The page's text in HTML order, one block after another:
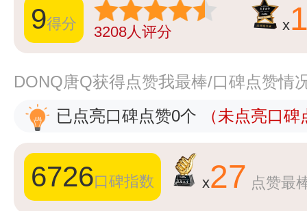
9得分 3208人评分 x
DONQ唐Q获得点赞我最棒/口碑点赞情
已点亮口碑点赞0个
（未点亮口
6726口碑指数 x27 点赞最